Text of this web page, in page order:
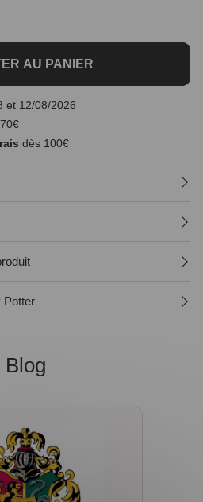
AU PANIER
et 12/08/2026
dès 100€
Potter
Blog